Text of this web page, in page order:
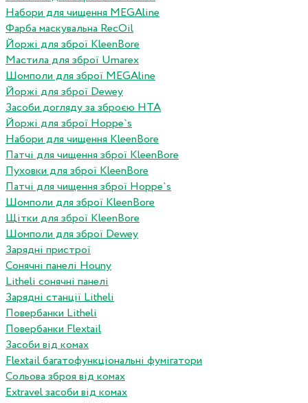
Набори для чищення MEGAline
Фарба маскувальна RecOil
Йоржі для зброї KleenBore
Мастила для зброї Umarex
Шомполи для зброї MEGAline
Йоржі для зброї Dewey
Засоби догляду за зброєю HTA
Йоржі для зброї Hoppe`s
Набори для чищення KleenBore
Патчі для чищення зброї KleenBore
Пуховки для зброї KleenBore
Патчі для чищення зброї Hoppe`s
Шомполи для зброї KleenBore
Щітки для зброї KleenBore
Шомполи для зброї Dewey
Зарядні пристрої
Сонячні панелі Houny
Litheli сонячні панелі
Зарядні станції Litheli
Повербанки Litheli
Повербанки Flextail
Засоби від комах
Flextail багатофункціональні фумігатори
Сольова зброя від комах
Extravel засоби від комах